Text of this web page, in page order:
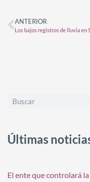
ANTERIOR
Últimas
El ente que controlará